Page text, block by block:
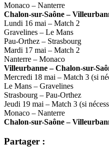
Monaco – Nanterre
Chalon-sur-Saône –
Lundi 16 mai – Match 2
Gravelines – Le Mans
Pau-Orthez – Strasbourg
Mardi 17 mai – Match 2
Nanterre – Monaco
Villeurbanne – Chalon-sur-
Mercredi 18 mai – Match 3 (si
Le Mans – Gravelines
Strasbourg – Pau-Orthez
Jeudi 19 mai – Match 3 (si
Monaco – Nanterre
Chalon-sur-Saône –
Partager :